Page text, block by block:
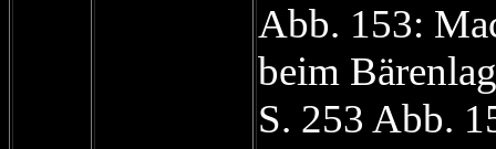
Abb. 153:
beim
S. 253 Abb.